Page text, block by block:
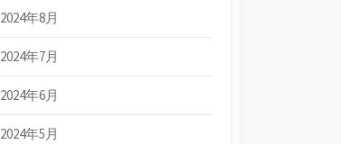
2024年8月
2024年7月
2024年6月
2024年5月